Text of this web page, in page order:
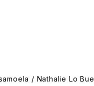
/ Nathalie Lo Bue